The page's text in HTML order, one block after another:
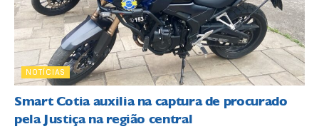
NOTÍCIAS
Smart Cotia auxilia na captura de procurado
pela Justiça na região central